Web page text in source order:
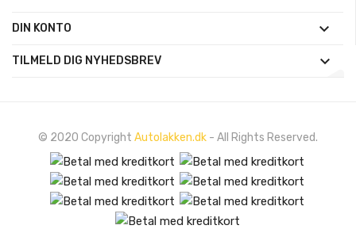
DIN KONTO 
TILMELD DIG NYHEDSBREV 
© 2020 Copyright Autolakken.dk - All Rights Reserved.